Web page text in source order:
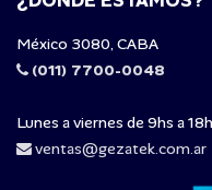
México 3080, CABA
(011) 7700-0048
Lunes a viernes de 9hs a
ventas@gezatek.com.ar